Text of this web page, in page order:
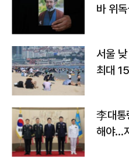
바 위
서울
최대
李대통
해야…